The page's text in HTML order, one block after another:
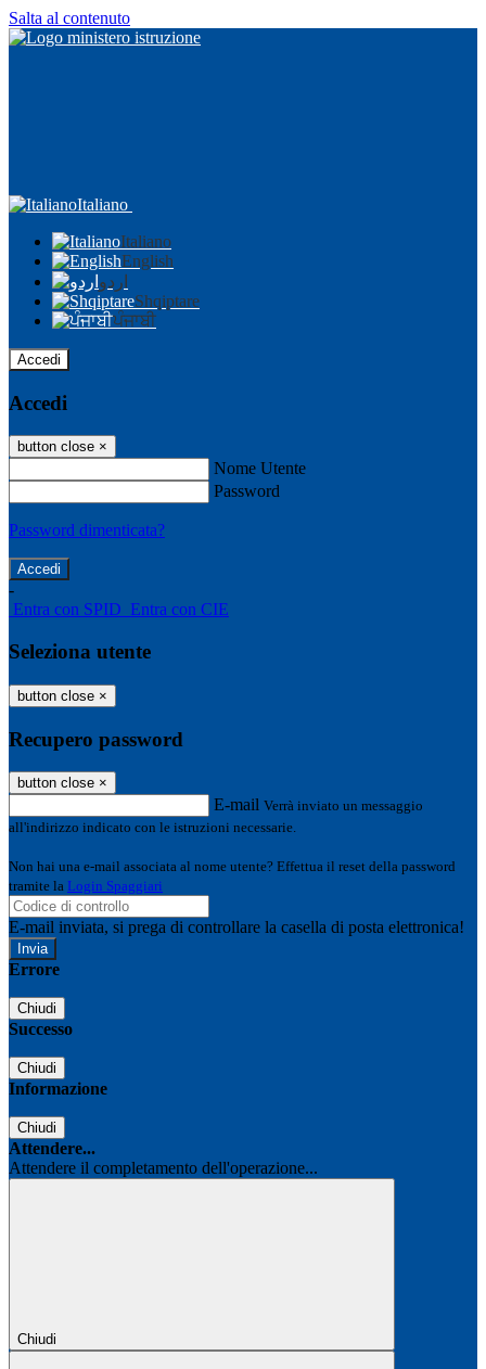
Salta al contenuto
Italiano
Italiano
English
اردو
Shqiptare
ਪੰਜਾਬੀ
Accedi
Accedi
button close ×
Nome Utente
Password
Password dimenticata?
-
Entra con SPID Entra con CIE
Seleziona utente
button close ×
Recupero password
button close ×
E-mail Verrà inviato un messaggio
all'indirizzo indicato con le istruzioni necessarie.
Non hai una e-mail associata al nome utente? Effettua il reset della password
tramite la Login Spaggiari
E-mail inviata, si prega di controllare la casella di posta elettronica!
Errore
Chiudi
Successo
Chiudi
Informazione
Chiudi
Attendere...
Attendere il completamento dell'operazione...
Chiudi